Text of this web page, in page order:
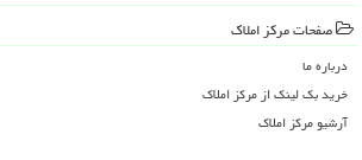
صفحات مركز املاك
درباره ما
خرید بک لینک از مركز املاك
آرشیو مركز املاك